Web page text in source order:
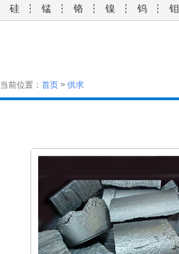
硅 锰 铬 镍 钨 钼
当前位置： 首页 > 供求